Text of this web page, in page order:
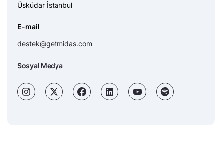
Üsküdar İstanbul
E-mail
destek@getmidas.com
Sosyal Medya